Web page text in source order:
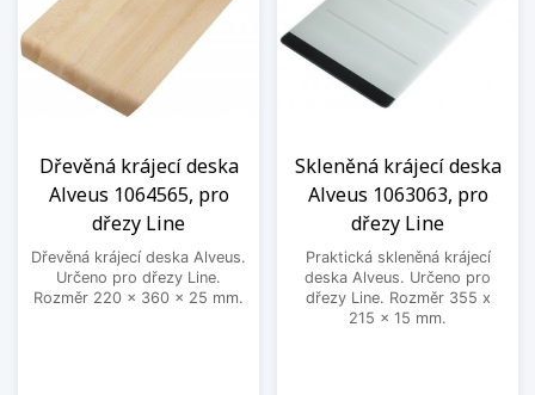
Dřevěná krájecí deska
Alveus 1064565, pro
dřezy Line
Dřevěná krájecí deska Alveus.
Určeno pro dřezy Line.
Rozměr 220 x 360 x 25 mm.
Skleněná krájecí deska
Alveus 1063063, pro
dřezy Line
Praktická skleněná krájecí
deska Alveus. Určeno pro
dřezy Line. Rozměr 355 x
215 x 15 mm.